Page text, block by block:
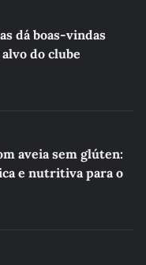
dá boas-vindas
do clube
aveia sem glúten:
e nutritiva para o